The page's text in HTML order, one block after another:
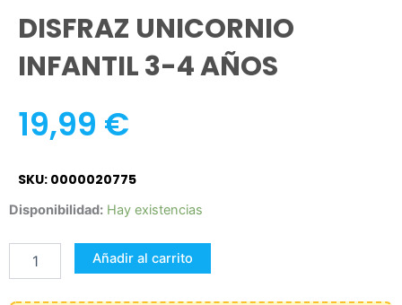
DISFRAZ UNICORNIO
INFANTIL 3-4 AÑOS
19,99 €
SKU: 0000020775
Disponibilidad: Hay existencias
DISFRAZ
INFANTIL
4
Añadir al carrito